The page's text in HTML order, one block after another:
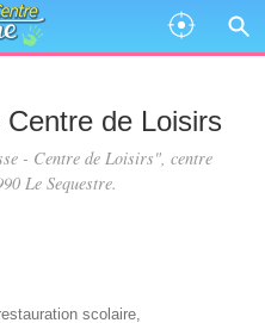
de Loisirs
- Centre de Loisirs", centre
Le Sequestre.
scolaire,